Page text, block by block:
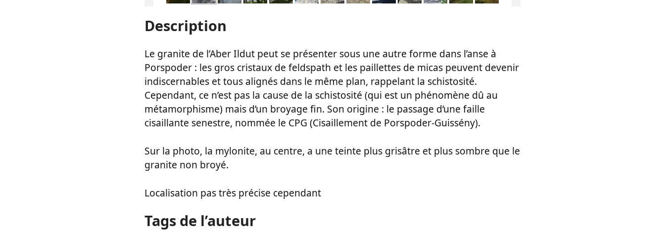
Description
Le granite de l’Aber Ildut peut se présenter sous une autre forme dans l’anse à
Porspoder : les gros cristaux de feldspath et les paillettes de micas peuvent devenir
indiscernables et tous alignés dans le même plan, rappelant la schistosité.
Cependant, ce n’est pas la cause de la schistosité (qui est un phénomène dû au
métamorphisme) mais d’un broyage fin. Son origine : le passage d’une faille
cisaillante senestre, nommée le CPG (Cisaillement de Porspoder-Guissény).
Sur la photo, la mylonite, au centre, a une teinte plus grisâtre et plus sombre que le
granite non broyé.
Localisation pas très précise cependant
Tags de l’auteur